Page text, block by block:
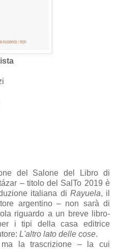
del Salone del Libro di
– titolo del SalTo 2019 è
italiana di Rayuela, il
argentino – non sarà di
riguardo a un breve libro-
i tipi della casa editrice
L'altro lato delle cose.
ma la trascrizione – la cui